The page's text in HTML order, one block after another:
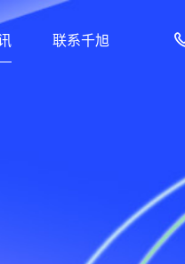
联系千旭